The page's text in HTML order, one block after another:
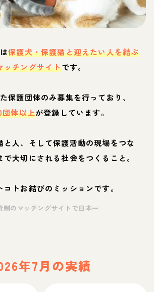
保護犬・保護猫と迎えたい人を結ぶ
ッチングサイトです。
保護団体のみ募集を行っており、
団体以上が登録しています。
と人、そして保護活動の現場をつな
で大切にされる社会をつくること。
コトお結びのミッションです。
のマッチングサイトで日本一
年7月の実績